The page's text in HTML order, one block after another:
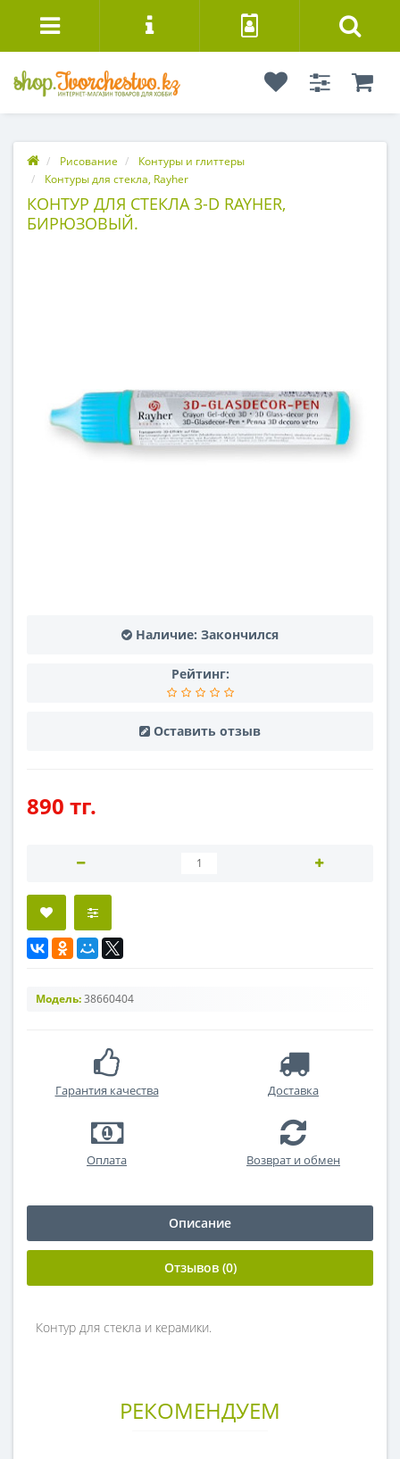
Рисование
Контуры и глиттеры
Контуры для стекла, Rayher
КОНТУР ДЛЯ СТЕКЛА 3-D RAYHER,
БИРЮЗОВЫЙ.
Наличие: Закончился
Рейтинг:
Оставить отзыв
890 тг.
Модель:38660404
Гарантия качества Доставка
Оплата Возврат и обмен
Описание
Отзывов (0)
Контур для стекла и керамики.
РЕКОМЕНДУЕМ